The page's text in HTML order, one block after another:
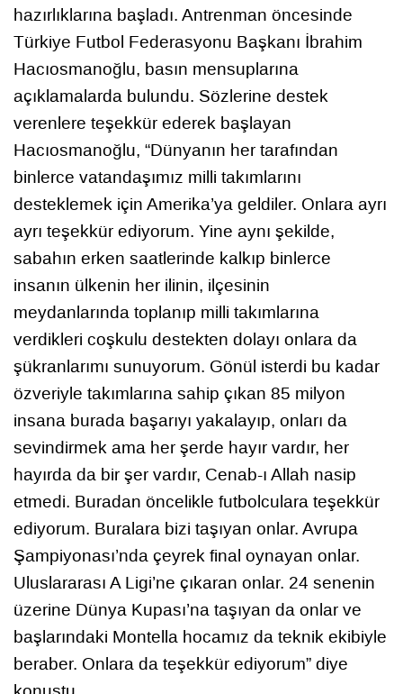
hazırlıklarına başladı. Antrenman öncesinde
Türkiye Futbol Federasyonu Başkanı İbrahim
Hacıosmanoğlu, basın mensuplarına
açıklamalarda bulundu. Sözlerine destek
verenlere teşekkür ederek başlayan
Hacıosmanoğlu, “Dünyanın her tarafından
binlerce vatandaşımız milli takımlarını
desteklemek için Amerika’ya geldiler. Onlara ayrı
ayrı teşekkür ediyorum. Yine aynı şekilde,
sabahın erken saatlerinde kalkıp binlerce
insanın ülkenin her ilinin, ilçesinin
meydanlarında toplanıp milli takımlarına
verdikleri coşkulu destekten dolayı onlara da
şükranlarımı sunuyorum. Gönül isterdi bu kadar
özveriyle takımlarına sahip çıkan 85 milyon
insana burada başarıyı yakalayıp, onları da
sevindirmek ama her şerde hayır vardır, her
hayırda da bir şer vardır, Cenab-ı Allah nasip
etmedi. Buradan öncelikle futbolculara teşekkür
ediyorum. Buralara bizi taşıyan onlar. Avrupa
Şampiyonası’nda çeyrek final oynayan onlar.
Uluslararası A Ligi’ne çıkaran onlar. 24 senenin
üzerine Dünya Kupası’na taşıyan da onlar ve
başlarındaki Montella hocamız da teknik ekibiyle
beraber. Onlara da teşekkür ediyorum” diye